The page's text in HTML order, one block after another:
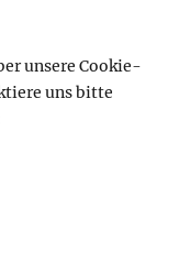
unsere Cookie-
uns bitte